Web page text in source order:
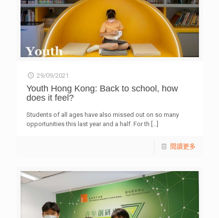
29/09/2021
Youth Hong Kong: Back to school, how
does it feel?
Students of all ages have also missed out on so many
opportunities this last year and a half. For th […]
閱讀更多